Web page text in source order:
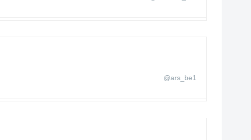
@ars_be1